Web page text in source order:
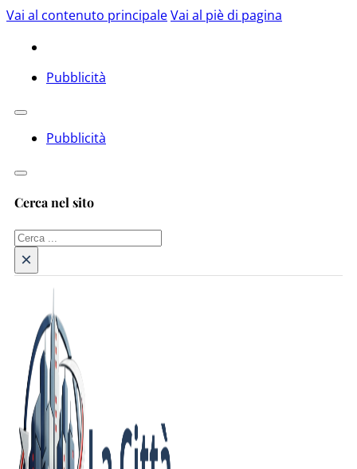
Vai al contenuto principaleVai al piè di pagina
Pubblicità
Pubblicità
Cerca nel sito
Cerca
×